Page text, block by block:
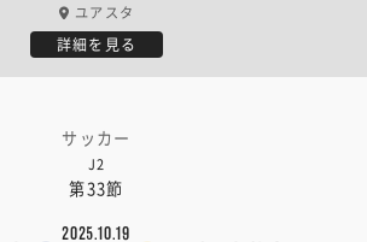
ユアスタ
詳細を見る
サッカー
J2
第33節
2025.10.19